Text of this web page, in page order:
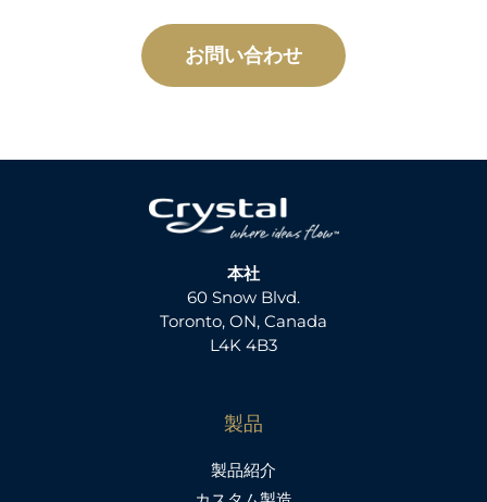
お問い合わせ
本社
60 Snow Blvd.
Toronto, ON, Canada
L4K 4B3
製品
製品紹介